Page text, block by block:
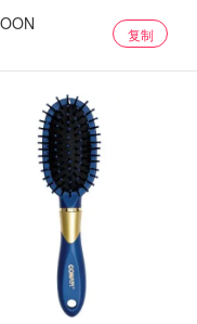
复制